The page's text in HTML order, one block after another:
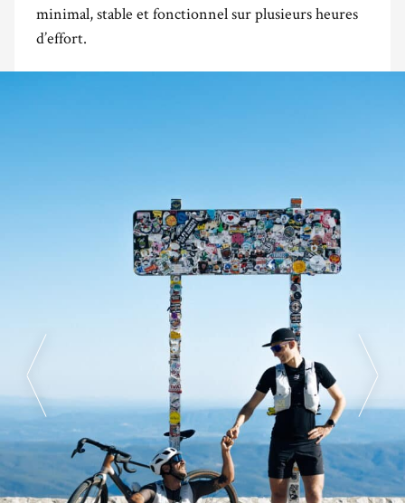
minimal, stable et fonctionnel sur plusieurs heures
d’effort.